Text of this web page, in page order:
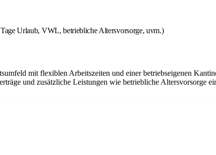
Urlaub, VWL, betriebliche Altersvorsorge, uvm.)
mit flexiblen Arbeitszeiten und einer betriebseigenen
und zusätzliche Leistungen wie betriebliche Altersvorsorge